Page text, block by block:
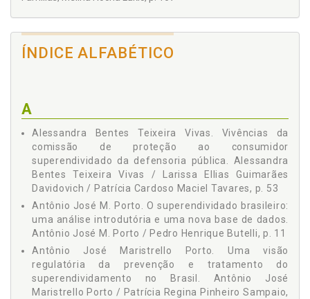
Patrícia Cardoso Maciel Tavares
Patrícia Regina Pinheiro Sampaio
Rafael Ferreira
ÍNDICE ALFABÉTICO
A
Alessandra Bentes Teixeira Vivas. Vivências da
comissão de proteção ao consumidor
superendividado da defensoria pública. Alessandra
Bentes Teixeira Vivas / Larissa Ellias Guimarães
Davidovich / Patrícia Cardoso Maciel Tavares, p. 53
Antônio José M. Porto. O superendividado brasileiro:
uma análise introdutória e uma nova base de dados.
Antônio José M. Porto / Pedro Henrique Butelli, p. 11
Antônio José Maristrello Porto. Uma visão
regulatória da prevenção e tratamento do
superendividamento no Brasil. Antônio José
Maristrello Porto / Patrícia Regina Pinheiro Sampaio,